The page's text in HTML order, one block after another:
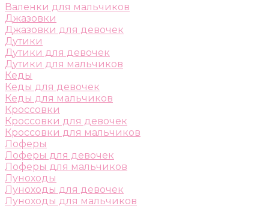
Валенки для мальчиков
Джазовки
Джазовки для девочек
Дутики
Дутики для девочек
Дутики для мальчиков
Кеды
Кеды для девочек
Кеды для мальчиков
Кроссовки
Кроссовки для девочек
Кроссовки для мальчиков
Лоферы
Лоферы для девочек
Лоферы для мальчиков
Луноходы
Луноходы для девочек
Луноходы для мальчиков